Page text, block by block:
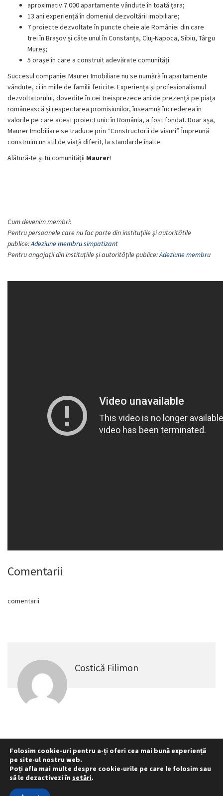
aproximativ 7.000 apartamente vândute în toată țara;
13 ani experiență în domeniul dezvoltării imobiliare;
7 proiecte dezvoltate în puncte cheie ale României din care
trei în Brașov și câte unul în Constanța, Cluj-Napoca, Sibiu, Târgu
Mureș;
5 orașe în care a construit adevărate comunități.
Succesul companiei Maurer Imobiliare nu se numără în apartamente
vândute, ci în miile de familii fericite. Experiența și profesionalismul
dezvoltatorului, dovedite în cei treisprezece ani de prezență pe piața
românească și respectarea promisiunilor, înseamnă încrederea în
valorile pe care acest proiect unic în România, a fost fondat. Doar așa,
Maurer Imobiliare se traduce prin “Constructorii de visuri”. Împreună
construim un stil de viață diferit, la standarde înalte.
Alătură-te și tu comunității Maurer!
Cum devenim membri:
Pentru persoanele care nu fac parte din instituţiile şi autoritătile
publice:Adeziune membru simpatizant
Pentru angajaţii din instituţiile şi autorităţile publice:Adeziune membru
Comentarii
comentarii
Costică Filimon
Statut
Reprezentativitate M.A.I.
Reprezentativitate I.G.P.R. și I.P.J.-uri
Politica folosirii cookie-urilor
Folosim cookie-uri pentru a-ți oferi cea mai bună experiență
pe site-ul nostru web.
Poți afla mai multe despre cookie-urile pe care le folosim sau
să le dezactivezi în setări.